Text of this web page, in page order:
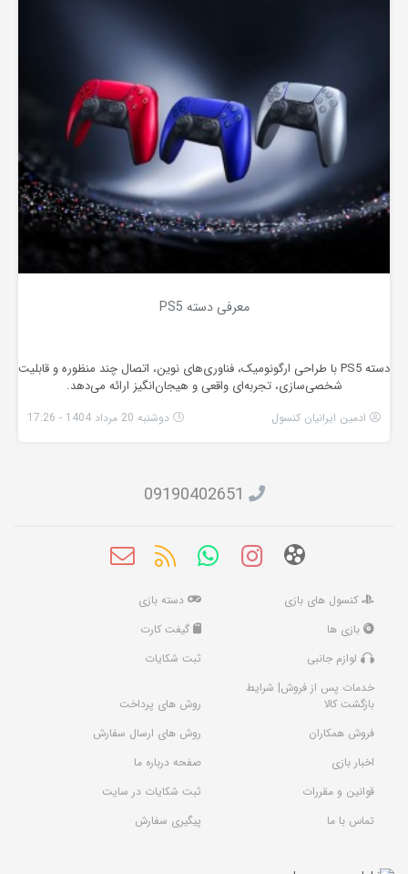
معرفی دسته PS5
دسته PS5 با طراحی ارگونومیک، فناوری‌های نوین، اتصال چند منظوره و قابلیت
شخصی‌سازی، تجربه‌ای واقعی و هیجان‌انگیز ارائه می‌دهد.
ادمین ایرانیان کنسول دوشنبه 20 مرداد 1404 - 17:26
09190402651
کنسول های بازی
دسته بازی
بازی ها
گیفت کارت
لوازم جانبی
ثبت شکایات
خدمات پس از فروش| شرایط
بازگشت کالا
روش های پرداخت
فروش همکاران
روش های ارسال سفارش
اخبار بازی
صفحه درباره ما
قوانین و مقررات
ثبت شکایات در سایت
تماس با ما
پیگیری سفارش